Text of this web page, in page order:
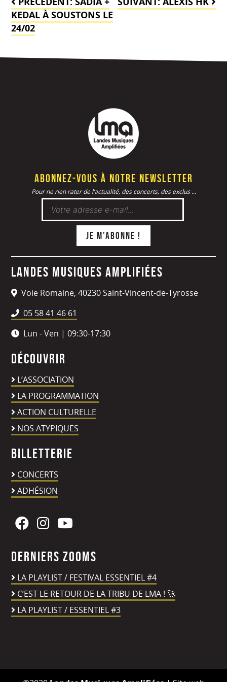
de
l’article
KEDAL À SOUSTONS LE
24/02
Abonnez-vous à notre newsletter
Pour ne rien rater de l’actualité, des concerts, des exclus ...
Landes Musiques Amplifiées
Voie Romaine, 40230 Saint-Vincent-de-Tyrosse
05 58 41 46 61
Lun - Ven | 09:30-17:30
Découvrir
L’ASSOCIATION
LA PROGRAMMATION
ACTION CULTURELLE
NOS ATYPIQUES
Billetterie
CONCERTS
ADHÉSION
Derniers zooms
LA PLAYLIST / FESTIVAL ESSENTIEL #4
C’EST LE RETOUR DE LA TRIBU DE LMA ! 🚀
LA PLAYLIST / ESSENTIEL #3